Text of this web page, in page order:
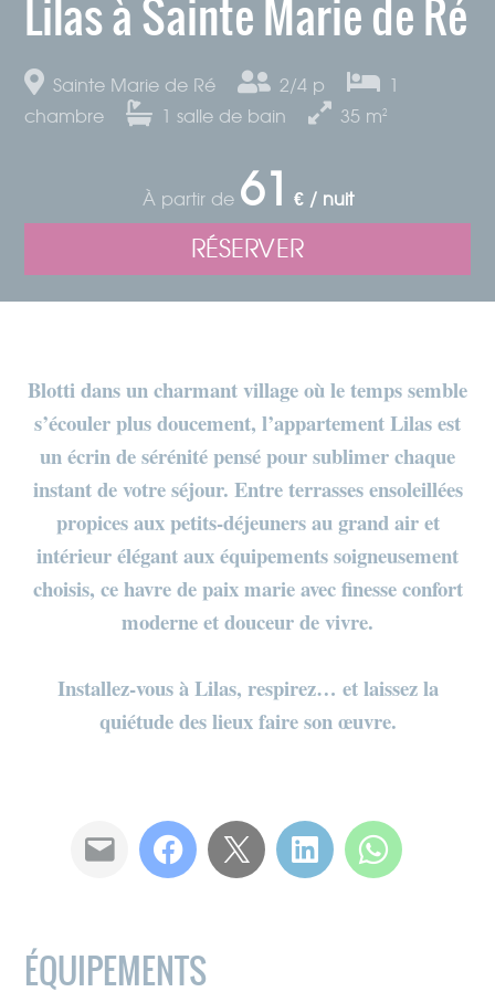
Lilas à Sainte Marie de Ré
Sainte Marie de Ré 2/4 p
1
chambre
1 salle de bain 35 m²
À partir de 61 € / nuit
RÉSERVER
Blotti dans un charmant village où le temps semble
s’écouler plus doucement, l’appartement Lilas est
un écrin de sérénité pensé pour sublimer chaque
instant de votre séjour. Entre terrasses ensoleillées
propices aux petits-déjeuners au grand air et
intérieur élégant aux équipements soigneusement
choisis, ce havre de paix marie avec finesse confort
moderne et douceur de vivre.
Installez-vous à Lilas, respirez… et laissez la
quiétude des lieux faire son œuvre.
ÉQUIPEMENTS